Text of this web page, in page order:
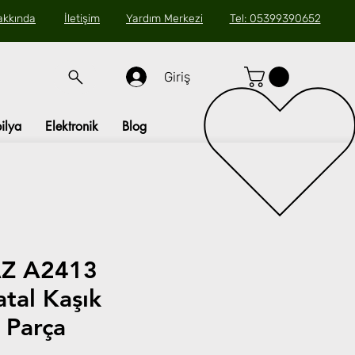
İletişim Yardım Merkezi Tel: 05399390652
Giriş
Elektronik Blog
A2413
Kaşık
Parça